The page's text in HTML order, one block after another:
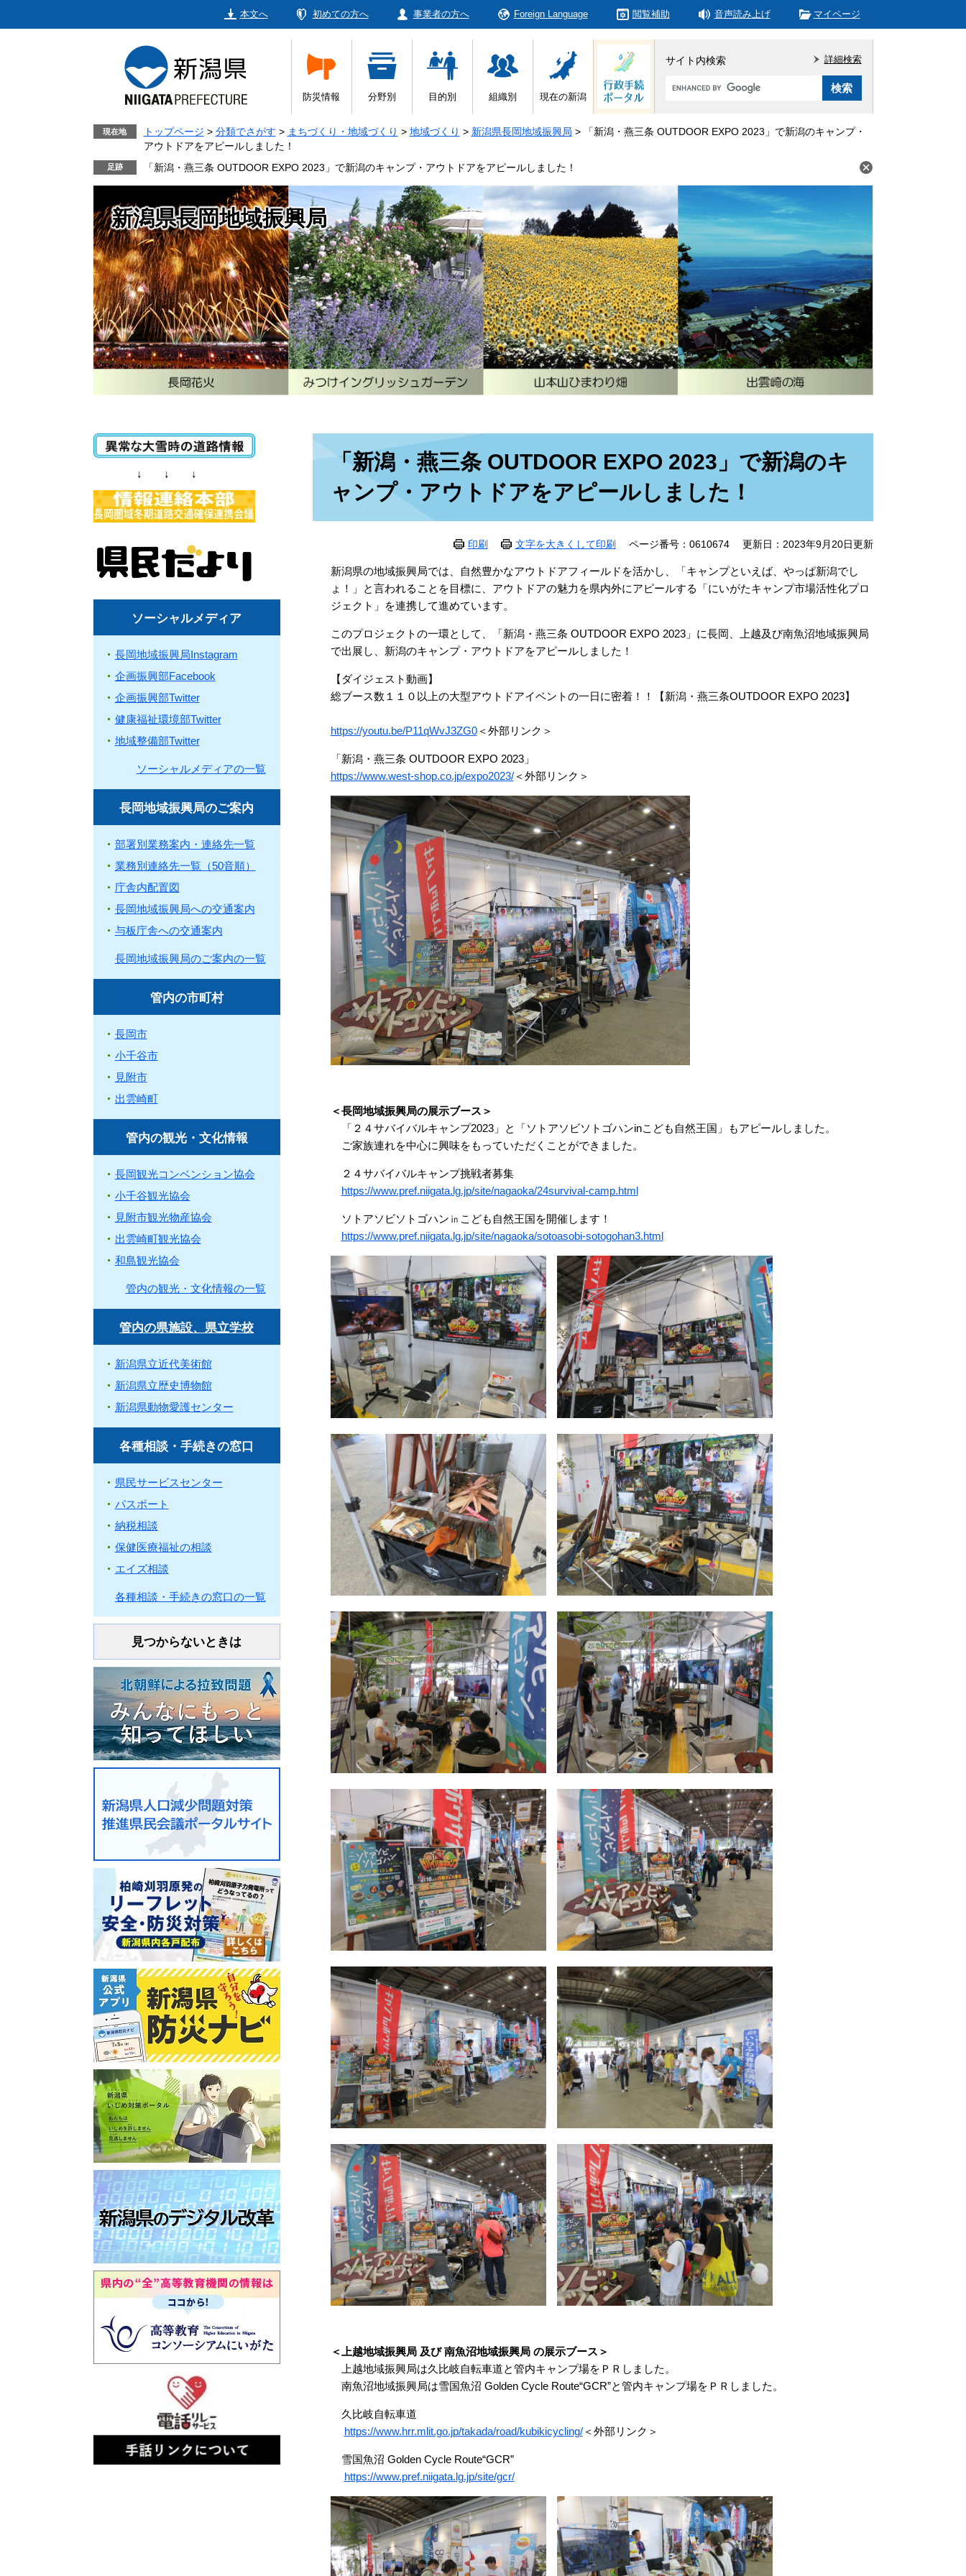
本文へ 初めての方へ 事業者の方へ Foreign Language 閲覧補助 音声読み上げ マイページ
防災情報 分野別 目的別 組織別 現在の新潟
サイト内検索
Google
タ
詳細検索
現在地 トップページ > 分類でさがす > まちづくり・地域づくり > 地域づくり > 新潟県長岡地域振興局 >
「新潟・燕三条 OUTDOOR EXPO 2023」で新潟のキャンプ・
アウトドアをアピールしました！
「新潟・燕三条 OUTDOOR EXPO 2023」で新潟のキャンプ・アウトドアをアピールしました！
新潟県長岡地域振興局
「新潟・燕三条 OUTDOOR EXPO 2023」で新潟のキ
ャンプ・アウトドアをアピールしました！
印刷 文字を大きくして印刷 ページ番号：0610674 更新日：2023年9月20日更新
新潟県の地域振興局では、自然豊かなアウトドアフィールドを活かし、「キャンプといえば、やっぱ新潟でし
ょ！」と言われることを目標に、アウトドアの魅力を県内外にアピールする「にいがたキャンプ市場活性化プロ
ジェクト」を連携して進めています。
このプロジェクトの一環として、「新潟・燕三条 OUTDOOR EXPO 2023」に長岡、上越及び南魚沼地域振興局
で出展し、新潟のキャンプ・アウトドアをアピールしました！
【ダイジェスト動画】
総ブース数１１０以上の大型アウトドアイベントの一日に密着！！【新潟・燕三条OUTDOOR EXPO 2023】
https://youtu.be/P11qWvJ3ZG0＜外部リンク＞
「新潟・燕三条 OUTDOOR EXPO 2023」
https://www.west-shop.co.jp/expo2023/＜外部リンク＞
＜長岡地域振興局の展示ブース＞
「２４サバイバルキャンプ2023」と「ソトアソビソトゴハンinこども自然王国」もアピールしました。
ご家族連れを中心に興味をもっていただくことができました。
２４サバイバルキャンプ挑戦者募集
https://www.pref.niigata.lg.jp/site/nagaoka/24survival-camp.html
ソトアソビソトゴハン㏌こども自然王国を開催します！
https://www.pref.niigata.lg.jp/site/nagaoka/sotoasobi-sotogohan3.html
＜上越地域振興局 及び 南魚沼地域振興局 の展示ブース＞
上越地域振興局は久比岐自転車道と管内キャンプ場をＰＲしました。
南魚沼地域振興局は雪国魚沼 Golden Cycle Route“GCR”と管内キャンプ場をＰＲしました。
久比岐自転車道
https://www.hrr.mlit.go.jp/takada/road/kubikicycling/＜外部リンク＞
雪国魚沼 Golden Cycle Route“GCR”
https://www.pref.niigata.lg.jp/site/gcr/
↓ ↓ ↓
ソーシャルメディア
長岡地域振興局Instagram
企画振興部Facebook
企画振興部Twitter
健康福祉環境部Twitter
地域整備部Twitter
ソーシャルメディアの一覧
長岡地域振興局のご案内
部署別業務案内・連絡先一覧
業務別連絡先一覧（50音順）
庁舎内配置図
長岡地域振興局への交通案内
与板庁舎への交通案内
長岡地域振興局のご案内の一覧
管内の市町村
長岡市
小千谷市
見附市
出雲崎町
管内の観光・文化情報
長岡観光コンベンション協会
小千谷観光協会
見附市観光物産協会
出雲崎町観光協会
和島観光協会
管内の観光・文化情報の一覧
管内の県施設、県立学校
新潟県立近代美術館
新潟県立歴史博物館
新潟県動物愛護センター
各種相談・手続きの窓口
県民サービスセンター
パスポート
納税相談
保健医療福祉の相談
エイズ相談
各種相談・手続きの窓口の一覧
見つからないときは